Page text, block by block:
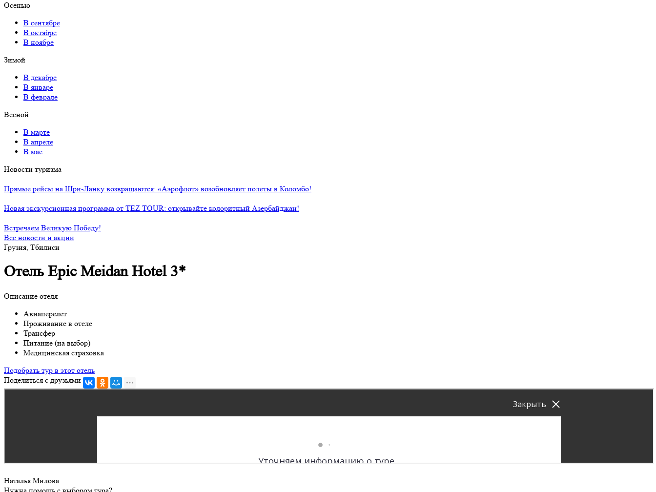
Осенью
В сентябре
В октябре
В ноябре
Зимой
В декабре
В январе
В феврале
Весной
В марте
В апреле
В мае
Новости туризма
Прямые рейсы на Шри-Ланку возвращаются: «Аэрофлот» возобновляет полеты в Коломбо!
Новая экскурсионная программа от TEZ TOUR: открывайте колоритный Азербайджан!
Встречаем Великую Победу!
Все новости и акции
Грузия, Тбилиси
Отель Epic Meidan Hotel 3*
Описание отеля
Авиаперелет
Проживание в отеле
Трансфер
Питание (на выбор)
Медицинская страховка
Подобрать тур в этот отель
Поделиться с друзьями
Наталья Милова